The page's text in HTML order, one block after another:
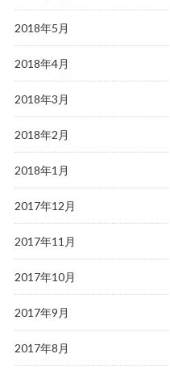
2018年5月
2018年4月
2018年3月
2018年2月
2018年1月
2017年12月
2017年11月
2017年10月
2017年9月
2017年8月